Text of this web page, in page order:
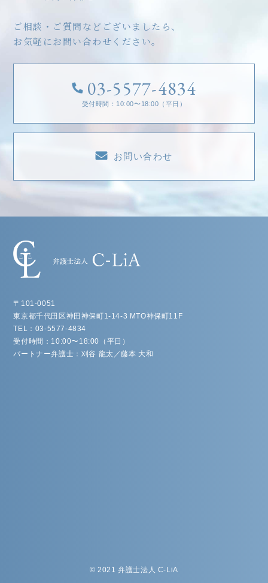
ご相談・ご質問などございましたら、
お気軽にお問い合わせください。
03-5577-4834
受付時間：10:00〜18:00（平日）
お問い合わせ
〒101-0051
東京都千代田区神田神保町1-14-3 MTO神保町11F
TEL：03-5577-4834
受付時間：10:00〜18:00（平日）
パートナー弁護士：刈谷 龍太／藤本 大和
© 2021 弁護士法人 C-LiA